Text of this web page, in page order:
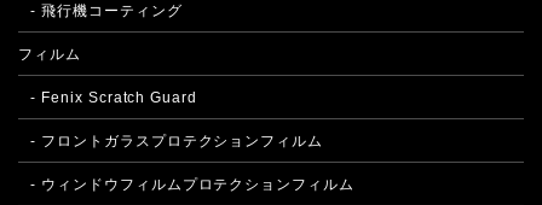
- 飛行機コーティング
フィルム
- Fenix Scratch Guard
- フロントガラスプロテクションフィルム
- ウィンドウフィルムプロテクションフィルム